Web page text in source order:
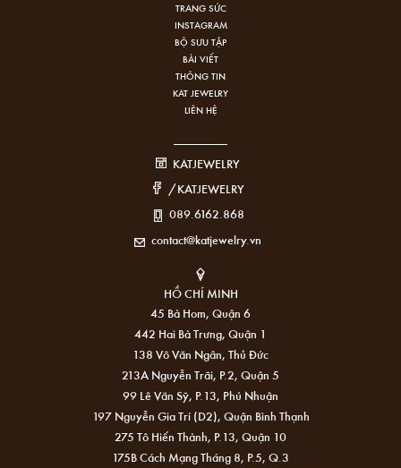
TRANG SỨC
INSTAGRAM
BỘ SƯU TẬP
BÀI VIẾT
THÔNG TIN
KAT JEWELRY
LIÊN HỆ
KATJEWELRY
/KATJEWELRY
089.6162.868
contact@katjewelry.vn
HỒ CHÍ MINH
45 Bà Hom, Quận 6
442 Hai Bà Trưng, Quận 1
138 Võ Văn Ngân, Thủ Đức
213A Nguyễn Trãi, P.2, Quận 5
99 Lê Văn Sỹ, P.13, Phú Nhuận
197 Nguyễn Gia Trí (D2), Quận Bình Thạnh
275 Tô Hiến Thành, P.13, Quận 10
175B Cách Mạng Tháng 8, P.5, Q.3